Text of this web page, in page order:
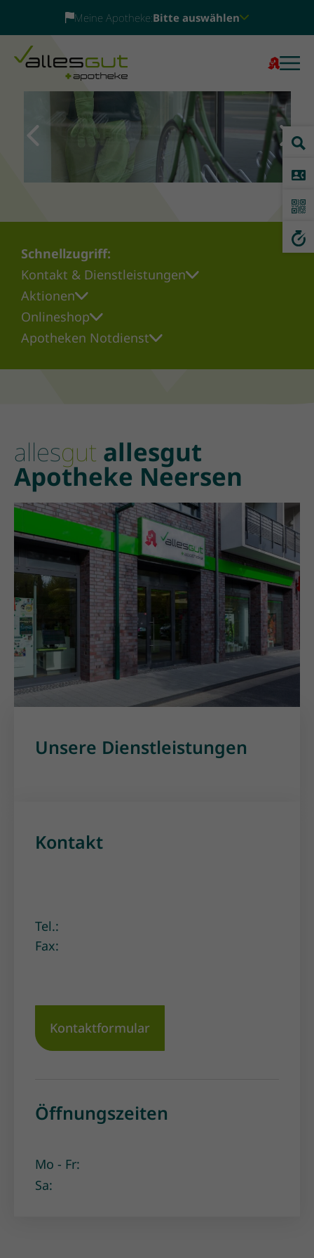
Meine Apotheke:Bitte auswählen
Previous Next
Schnellzugriff:
Kontakt & Dienstleistungen
Aktionen
Onlineshop
Apotheken Notdienst
allesgut allesgut
Apotheke Neersen
Unsere Dienstleistungen
Kontakt
Tel.:
Fax:
Kontaktformular
Öffnungszeiten
Mo - Fr:
Sa: